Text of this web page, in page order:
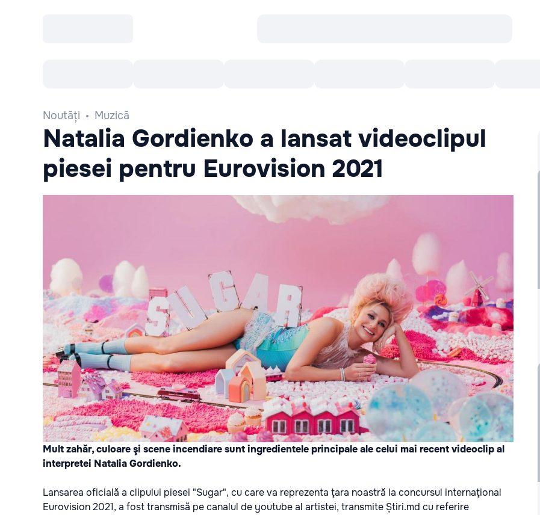
Noutăți Muzică
Natalia Gordienko a lansat videoclipul
piesei pentru Eurovision 2021
Mult zahăr, culoare şi scene incendiare sunt ingredientele principale ale celui mai recent videoclip al
interpretei Natalia Gordienko.
Lansarea oficială a clipului piesei "Sugar", cu care va reprezenta ţara noastră la concursul internaţional
Eurovision 2021, a fost transmisă pe canalul de youtube al artistei, transmite Știri.md cu referire